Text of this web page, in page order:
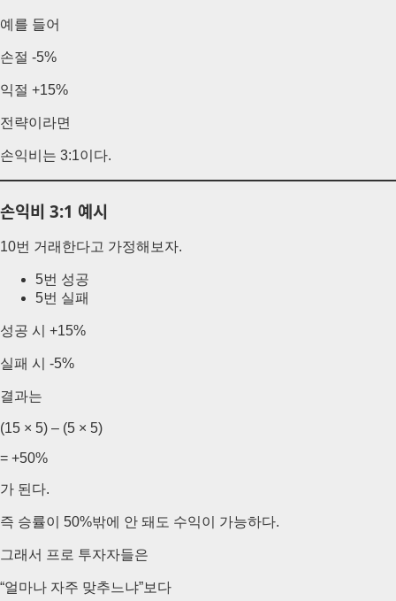
예를 들어
손절 -5%
익절 +15%
전략이라면
손익비는 3:1이다.
손익비 3:1 예시
10번 거래한다고 가정해보자.
5번 성공
5번 실패
성공 시 +15%
실패 시 -5%
결과는
(15 × 5) – (5 × 5)
= +50%
가 된다.
즉 승률이 50%밖에 안 돼도 수익이 가능하다.
그래서 프로 투자자들은
“얼마나 자주 맞추느냐”보다